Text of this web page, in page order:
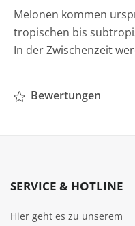
Melonen kommen
tropischen bis
In der Zwischenzeit
Bewertungen
SERVICE & HOTLINE
Hier geht es zu unserem